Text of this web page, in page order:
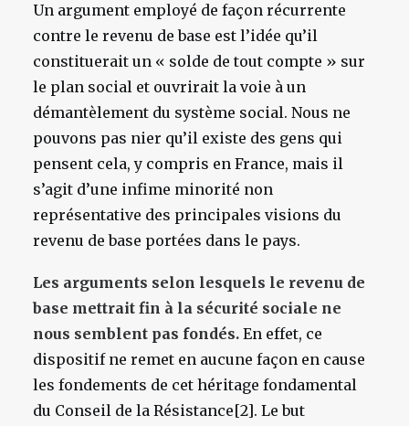
Un argument employé de façon récurrente
contre le revenu de base est l’idée qu’il
constituerait un « solde de tout compte » sur
le plan social et ouvrirait la voie à un
démantèlement du système social. Nous ne
pouvons pas nier qu’il existe des gens qui
pensent cela, y compris en France, mais il
s’agit d’une infime minorité non
représentative des principales visions du
revenu de base portées dans le pays.
Les arguments selon lesquels le revenu de
base mettrait fin à la sécurité sociale ne
nous semblent pas fondés. En effet, ce
dispositif ne remet en aucune façon en cause
les fondements de cet héritage fondamental
du Conseil de la Résistance[2]. Le but